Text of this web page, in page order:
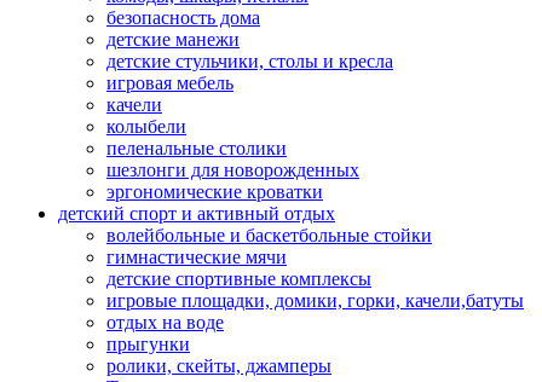
безопасность дома
детские манежи
детские стульчики, столы и кресла
игровая мебель
качели
колыбели
пеленальные столики
шезлонги для новорожденных
эргономические кроватки
детский спорт и активный отдых
волейбольные и баскетбольные стойки
гимнастические мячи
детские спортивные комплексы
игровые площадки, домики, горки, качели,батуты
отдых на воде
прыгунки
ролики, скейты, джамперы